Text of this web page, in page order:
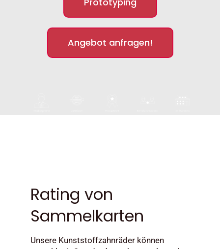
Angebot anfragen!
Rating von
Sammelkarten
Unsere Kunststoffzahnräder können